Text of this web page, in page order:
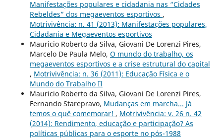
Manifestações populares e cidadania nas “Cidades
Rebeldes” dos megaeventos esportivos ,
Motrivivência: n. 41 (2013): Manifestações populares,
Cidadania e Megaeventos esportivos
Mauricio Roberto da Silva, Giovani De Lorenzi Pires,
Marcelo De Paula Melo, O mundo do trabalho, os
megaeventos esportivos e a crise estrutural do capital
, Motrivivência: n. 36 (2011): Educação Física e o
Mundo do Trabalho II
Mauricio Roberto da Silva, Giovani De Lorenzi Pires,
Fernando Starepravo, Mudanças em marcha... Já
temos o quê comemorar! , Motrivivência: v. 26 n. 42
(2014): Rendimento, educação e participação? As
políticas públicas para o esporte no pós-1988